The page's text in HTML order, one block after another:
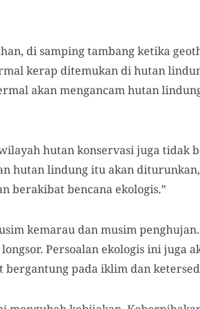
di samping tambang ketika
kerap ditemukan di hutan
akan mengancam hutan
hutan konservasi juga tidak
hutan lindung itu akan
berakibat bencana ekologis.”
kemarau dan musim
Persoalan ekologis ini juga
pada iklim dan